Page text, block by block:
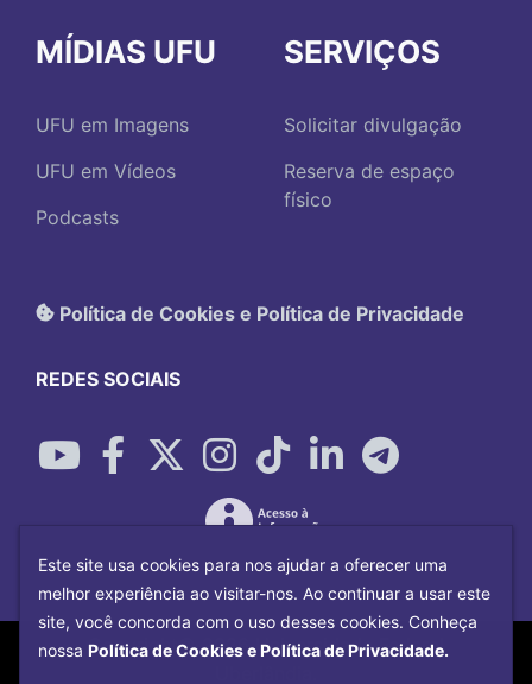
MÍDIAS UFU
UFU em Imagens
UFU em Vídeos
Podcasts
SERVIÇOS
Solicitar divulgação
Reserva de espaço
físico
Política de Cookies e Política de Privacidade
REDES SOCIAIS
Copyright©2026Universidade Federal
Este site usa cookies para nos ajudar a oferecer uma
melhor experiência ao visitar-nos. Ao continuar a usar este
site, você concorda com o uso desses cookies. Conheça
nossa Política de Cookies e Política de Privacidade.